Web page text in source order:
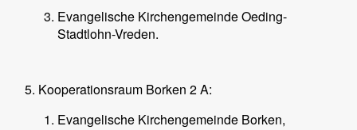
Evangelische Kirchengemeinde Oeding-
Stadtlohn-Vreden.
Kooperationsraum Borken 2 A:
Evangelische Kirchengemeinde Borken,